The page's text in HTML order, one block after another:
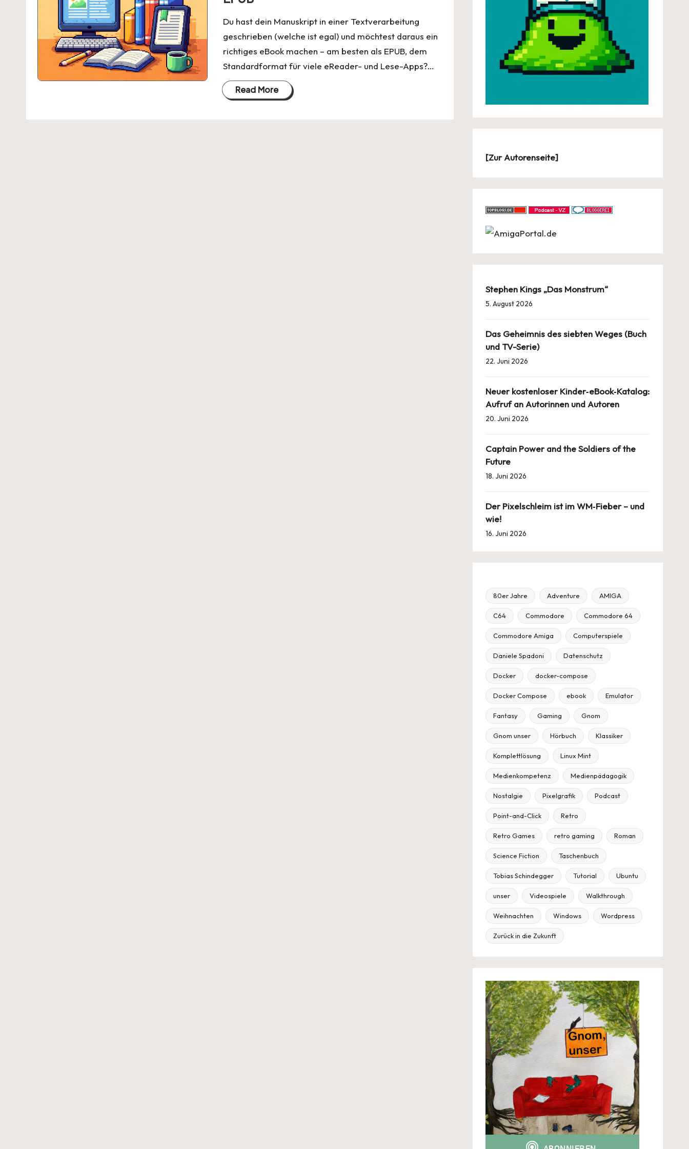
Du hast dein Manuskript in einer Textverarbeitung
geschrieben (welche ist egal) und möchtest daraus ein
richtiges eBook machen – am besten als EPUB, dem
Standardformat für viele eReader- und Lese-Apps?…
Read More
[Zur Autorenseite]
Stephen Kings „Das Monstrum“
5. August 2026
Das Geheimnis des siebten Weges (Buch
und TV-Serie)
22. Juni 2026
Neuer kostenloser Kinder‑eBook‑Katalog:
Aufruf an Autorinnen und Autoren
20. Juni 2026
Captain Power and the Soldiers of the
Future
18. Juni 2026
Der Pixelschleim ist im WM‑Fieber – und
wie!
16. Juni 2026
80er Jahre Adventure AMIGA
C64 Commodore Commodore 64
Commodore Amiga Computerspiele
Daniele Spadoni Datenschutz
Docker docker-compose
Docker Compose ebook Emulator
Fantasy Gaming Gnom
Gnom unser Hörbuch Klassiker
Komplettlösung Linux Mint
Medienkompetenz Medienpädagogik
Nostalgie Pixelgrafik Podcast
Point-and-Click Retro
Retro Games retro gaming Roman
Science Fiction Taschenbuch
Tobias Schindegger Tutorial Ubuntu
unser Videospiele Walkthrough
Weihnachten Windows Wordpress
Zurück in die Zukunft